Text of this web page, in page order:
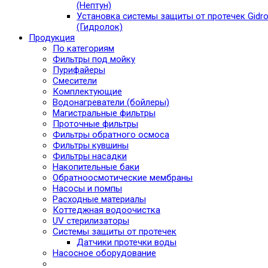
(Нептун)
Установка системы защиты от протечек
(Гидролок)
Продукция
По категориям
Фильтры под мойку
Пурифайеры
Смесители
Комплектующие
Водонагреватели (бойлеры)
Магистральные фильтры
Проточные фильтры
Фильтры обратного осмоса
Фильтры кувшины
Фильтры насадки
Накопительные баки
Обратноосмотические мембраны
Насосы и помпы
Расходные материалы
Коттеджная водоочистка
UV стерилизаторы
Системы защиты от протечек
Датчики протечки воды
Насосное оборудование